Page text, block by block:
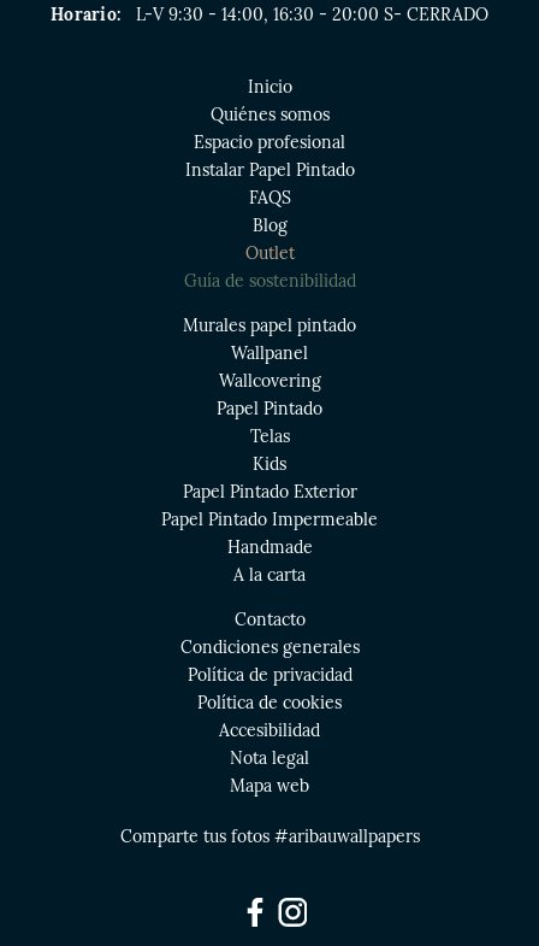
Horario:
L-V 9:30 - 14:00, 16:30 - 20:00 S- CERRADO
Inicio
Quiénes somos
Espacio profesional
Instalar Papel Pintado
FAQS
Blog
Outlet
Guía de sostenibilidad
Murales papel pintado
Wallpanel
Wallcovering
Papel Pintado
Telas
Kids
Papel Pintado Exterior
Papel Pintado Impermeable
Handmade
A la carta
Contacto
Condiciones generales
Política de privacidad
Política de cookies
Accesibilidad
Nota legal
Mapa web
Comparte tus fotos #aribauwallpapers